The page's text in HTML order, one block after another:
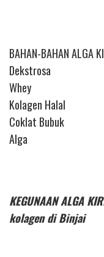
BAHAN-BAHAN ALGA
Dekstrosa
Whey
Kolagen Halal
Coklat Bubuk
Alga
KEGUNAAN ALGA
kolagen di Binjai